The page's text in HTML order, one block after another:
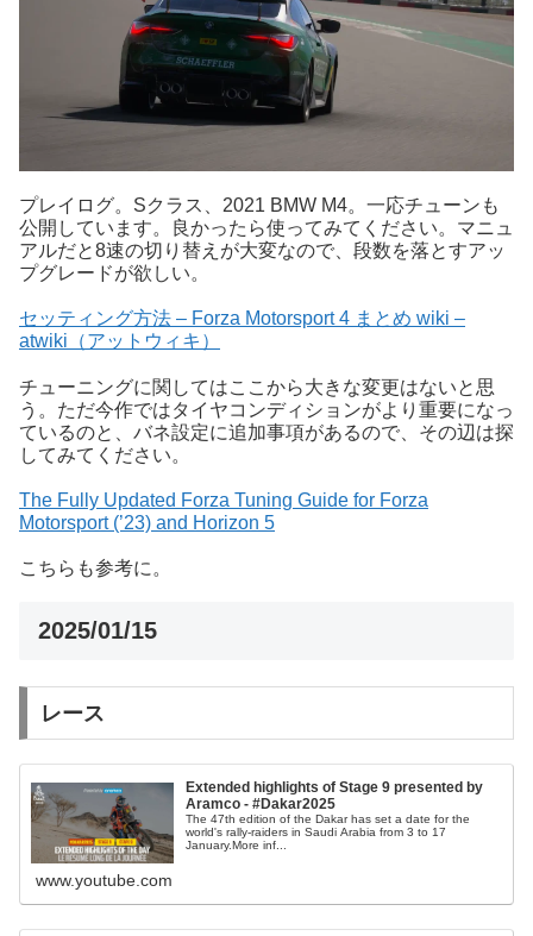
プレイログ。Sクラス、2021 BMW M4。一応チューンも
公開しています。良かったら使ってみてください。マニュ
アルだと8速の切り替えが大変なので、段数を落とすアッ
プグレードが欲しい。
セッティング方法 – Forza Motorsport 4 まとめ wiki –
atwiki（アットウィキ）
チューニングに関してはここから大きな変更はないと思
う。ただ今作ではタイヤコンディションがより重要になっ
ているのと、バネ設定に追加事項があるので、その辺は探
してみてください。
The Fully Updated Forza Tuning Guide for Forza
Motorsport (’23) and Horizon 5
こちらも参考に。
2025/01/15
レース
Extended highlights of Stage 9 presented by
Aramco - #Dakar2025
The 47th edition of the Dakar has set a date for the
world's rally-raiders in Saudi Arabia from 3 to 17
January.More inf...
www.youtube.com